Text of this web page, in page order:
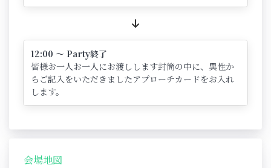
12:00 ～ Party終了
皆様お一人お一人にお渡しします封筒の中に、異性か
らご記入をいただきましたアプローチカードをお入れ
します。
会場地図